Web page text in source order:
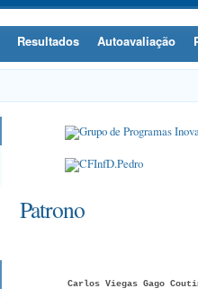
Resultados Autoavaliação
Patrono
Carlos Viegas Gago